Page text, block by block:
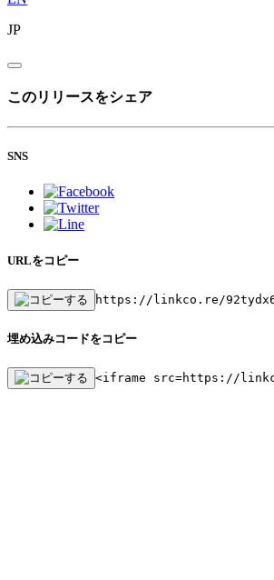
JP
このリリースをシェア
SNS
URLをコピー
https://linkco.re/
埋め込みコードをコピー
<iframe src=https://